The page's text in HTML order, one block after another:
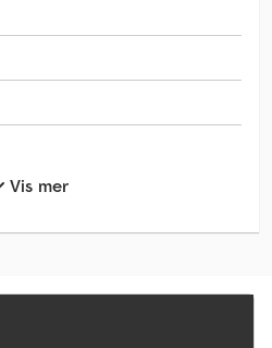
Vis mer